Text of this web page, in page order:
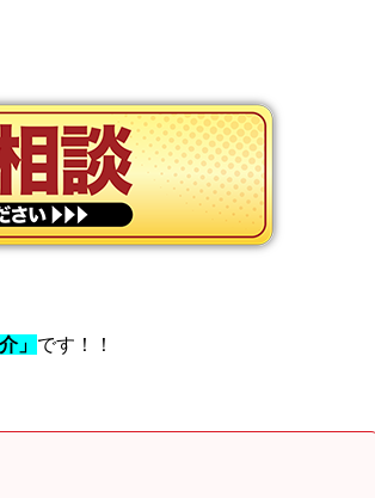
」 です！！